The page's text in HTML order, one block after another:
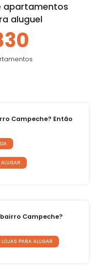
apartamentos
aluguel
Campeche? Então
Campeche?
LOJAS PARA ALUGAR